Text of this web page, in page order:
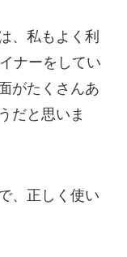
、私もよく利
ナーをしてい
がたくさんあ
だと思いま
、正しく使い